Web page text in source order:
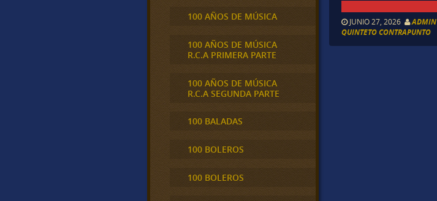
JUNIO 27, 2026 ADMIN
QUINTETO CONTRAPUNTO
100 AÑOS DE MÚSICA
100 AÑOS DE MÚSICA
R.C.A PRIMERA PARTE
100 AÑOS DE MÚSICA
R.C.A SEGUNDA PARTE
100 BALADAS
100 BOLEROS
100 BOLEROS